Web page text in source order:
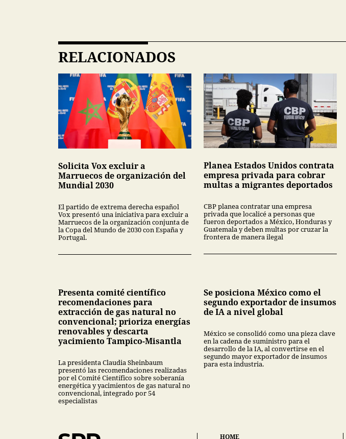
RELACIONADOS
Solicita Vox excluir a
Marruecos de organización del
Mundial 2030
El partido de extrema derecha español
Vox presentó una iniciativa para excluir a
Marruecos de la organización conjunta de
la Copa del Mundo de 2030 con España y
Portugal.
Planea Estados Unidos contrata
empresa privada para cobrar
multas a migrantes deportados
CBP planea contratar una empresa
privada que localicé a personas que
fueron deportados a México, Honduras y
Guatemala y deben multas por cruzar la
frontera de manera ilegal
Presenta comité científico
recomendaciones para
extracción de gas natural no
convencional; prioriza energías
renovables y descarta
yacimiento Tampico-Misantla
La presidenta Claudia Sheinbaum
presentó las recomendaciones realizadas
por el Comité Científico sobre soberanía
energética y yacimientos de gas natural no
convencional, integrado por 54
especialistas
Se posiciona México como el
segundo exportador de insumos
de IA a nivel global
México se consolidó como una pieza clave
en la cadena de suministro para el
desarrollo de la IA, al convertirse en el
segundo mayor exportador de insumos
para esta industria.
HOME